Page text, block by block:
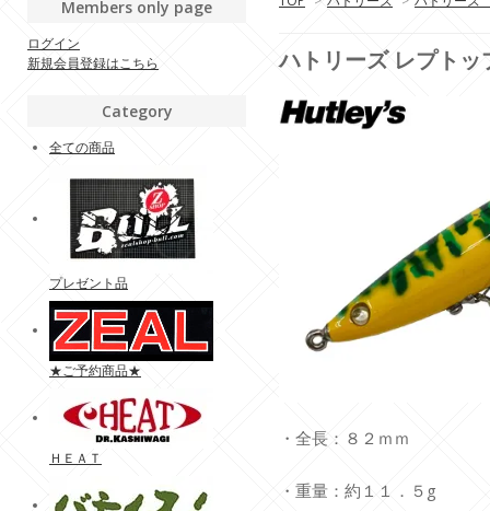
ハトリーズ レプト
・全長：８２ｍｍ
・重量：約１１．５g
Members only page
ログイン
新規会員登録はこちら
Category
全ての商品
プレゼント品
★ご予約商品★
ＨＥＡＴ